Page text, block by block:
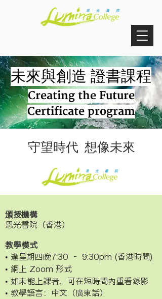
未來與創造 證書課程
Creating the Future
Certificate program
頒授機構
恩光書院（香港）
教學模式
• 逢星期四晚7:30 – 9:30pm (香港時間)
• 網上 Zoom 形式
• 如未能上課者，可在短時間內重看錄影
• 教學語言：中文（廣東話）
守望時代 想像未來